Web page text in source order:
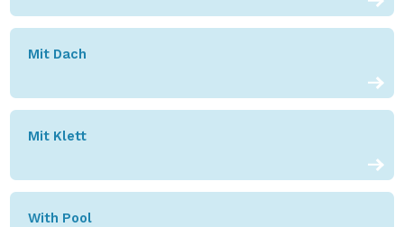
Mit Dach
Mit Klett
With Pool